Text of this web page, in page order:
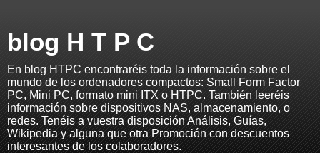
blog H T P C
En blog HTPC encontraréis toda la información sobre el
mundo de los ordenadores compactos: Small Form Factor
PC, Mini PC, formato mini ITX o HTPC. También leeréis
información sobre dispositivos NAS, almacenamiento, o
redes. Tenéis a vuestra disposición Análisis, Guías,
Wikipedia y alguna que otra Promoción con descuentos
interesantes de los colaboradores.